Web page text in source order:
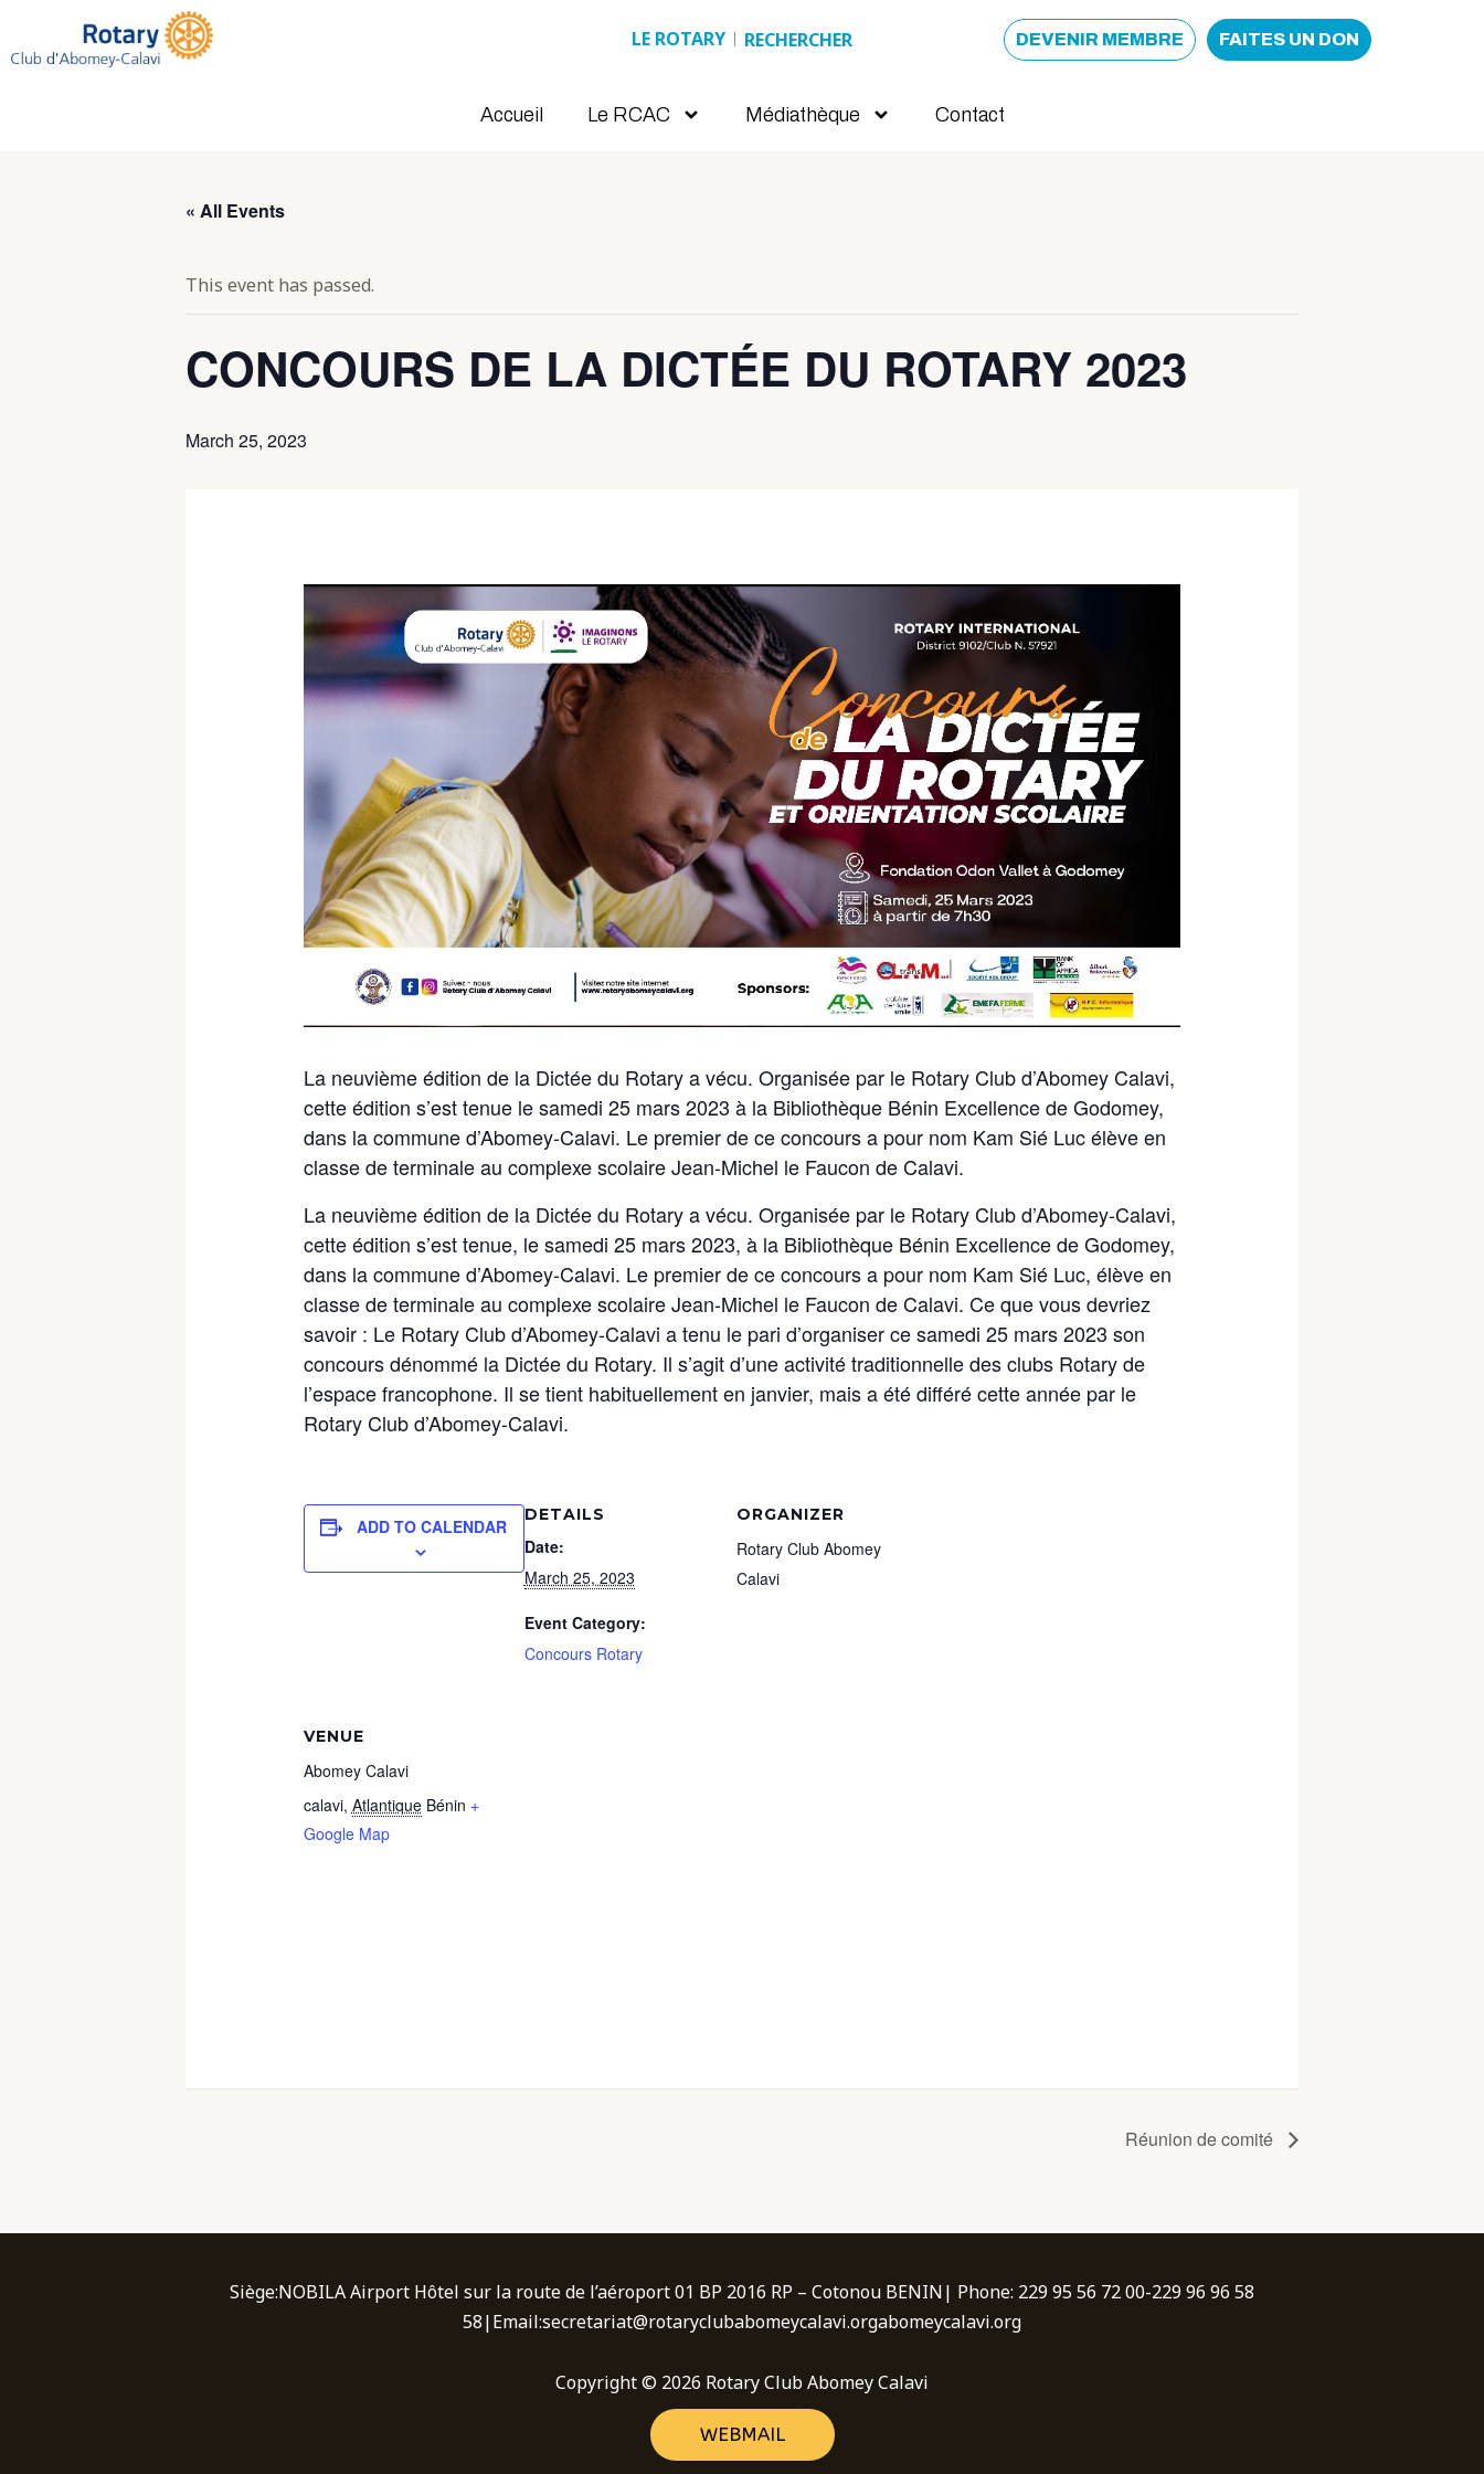
LE ROTARY Search DEVENIR MEMBRE FAITES UN DON
Accueil Le RCAC Médiathèque Contact
« All Events
This event has passed.
CONCOURS DE LA DICTÉE DU ROTARY 2023
March 25, 2023
La neuvième édition de la Dictée du Rotary a vécu. Organisée par le Rotary Club d’Abomey Calavi,
cette édition s’est tenue le samedi 25 mars 2023 à la Bibliothèque Bénin Excellence de Godomey,
dans la commune d’Abomey-Calavi. Le premier de ce concours a pour nom Kam Sié Luc élève en
classe de terminale au complexe scolaire Jean-Michel le Faucon de Calavi.
La neuvième édition de la Dictée du Rotary a vécu. Organisée par le Rotary Club d’Abomey-Calavi,
cette édition s’est tenue, le samedi 25 mars 2023, à la Bibliothèque Bénin Excellence de Godomey,
dans la commune d’Abomey-Calavi. Le premier de ce concours a pour nom Kam Sié Luc, élève en
classe de terminale au complexe scolaire Jean-Michel le Faucon de Calavi. Ce que vous devriez
savoir : Le Rotary Club d’Abomey-Calavi a tenu le pari d’organiser ce samedi 25 mars 2023 son
concours dénommé la Dictée du Rotary. Il s’agit d’une activité traditionnelle des clubs Rotary de
l’espace francophone. Il se tient habituellement en janvier, mais a été différé cette année par le
Rotary Club d’Abomey-Calavi.
ADD TO CALENDAR
DETAILS
Date:
March 25, 2023
Event Category:
Concours Rotary
ORGANIZER
Rotary Club Abomey
Calavi
VENUE
Abomey Calavi
calavi, Atlantique Bénin +
Google Map
Réunion de comité
Siège:NOBILA Airport Hôtel sur la route de l’aéroport 01 BP 2016 RP – Cotonou BENIN| Phone: 229 95 56 72 00-229 96 96 58
58|Email:secretariat@rotaryclubabomeycalavi.orgabomeycalavi.org
Copyright © 2026 Rotary Club Abomey Calavi
WEBMAIL